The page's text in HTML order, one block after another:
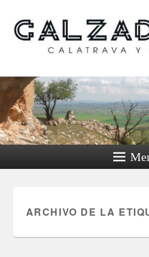
Calzada de
su
ARCHIVO DE LA